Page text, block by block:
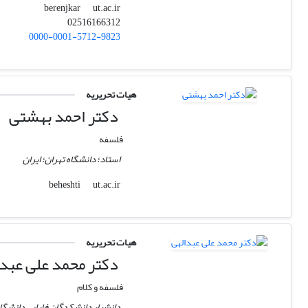
berenjkar
ut.ac.ir
02516166312
0000-0001-5712-9823
هیات تحریریه
دکتر احمد بهشتی
فلسفه
استاد؛ دانشگاه تهران؛ ایران
beheshti
ut.ac.ir
هیات تحریریه
دکتر محمد علی
فلسفه و کلام